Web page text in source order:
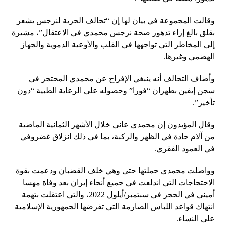
وقالت المجموعة في بيان لها إن “تحالف الحرية لنرجس يشعر
بقلق بالغ إزاء تدهور صحة نرجس محمدي في الاعتقال”، مشيرة
إلى المخاطر التي تواجهها في القلب والأوعية الدموية والجهاز
الهضمي وغيرها.
وأضاف التحالف أنه ينبغي الإفراج عن محمدي المحتجز في
سجن إيفين بطهران “فورا” وحصوله على الرعاية الطبية “دون
تأخير”.
وقال المؤيدون إن محمدي عانى خلال الأشهر الثمانية الماضية
من آلام حادة في الظهر والركبة، بما في ذلك انزلاق غضروفي
في العمود الفقري.
وواصلت محمدي حملتها حتى وهي خلف القضبان ودعمت بقوة
الاحتجاجات التي اندلعت في جميع أنحاء إيران بعد وفاة مهسا
أميني في الحجز في سبتمبر/أيلول 2022، والتي اعتقلت بتهمة
انتهاك قواعد اللباس الصارمة التي تفرضها الجمهورية الإسلامية
على النساء.